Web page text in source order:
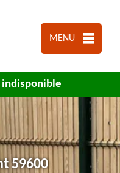
MENU
indisponible
59600